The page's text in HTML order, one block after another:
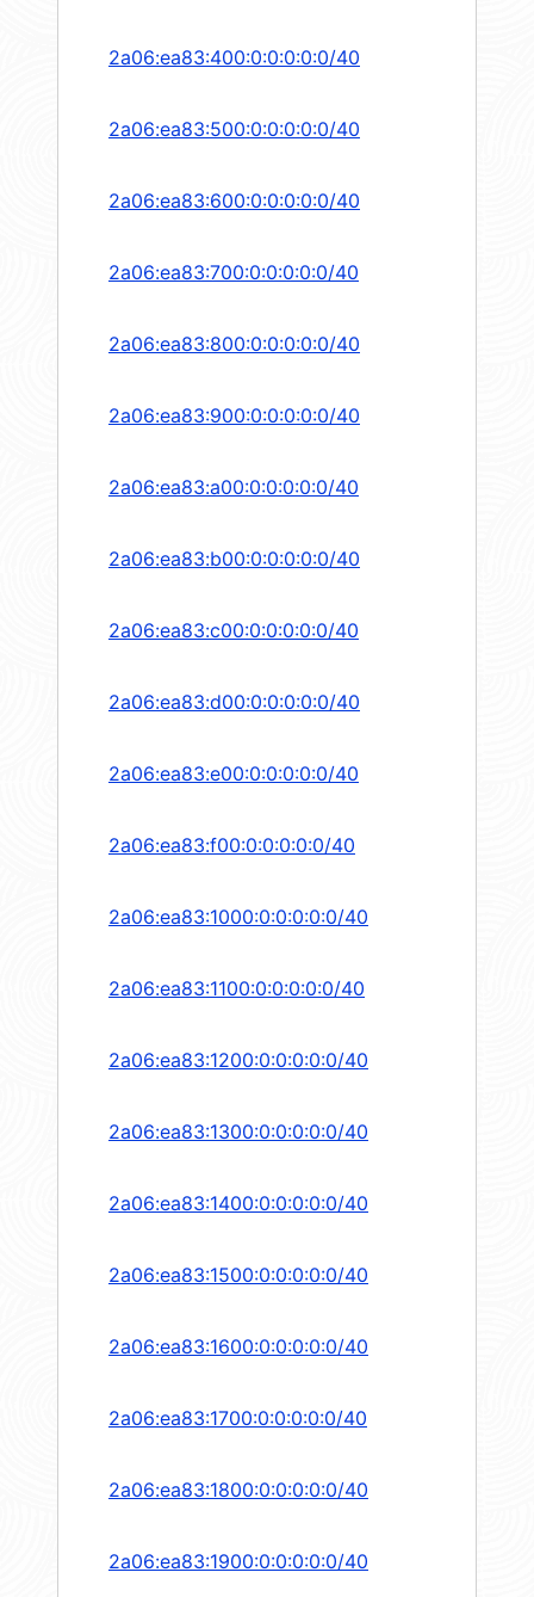
2a06:ea83:400:0:0:0:0:0/40
2a06:ea83:500:0:0:0:0:0/40
2a06:ea83:600:0:0:0:0:0/40
2a06:ea83:700:0:0:0:0:0/40
2a06:ea83:800:0:0:0:0:0/40
2a06:ea83:900:0:0:0:0:0/40
2a06:ea83:a00:0:0:0:0:0/40
2a06:ea83:b00:0:0:0:0:0/40
2a06:ea83:c00:0:0:0:0:0/40
2a06:ea83:d00:0:0:0:0:0/40
2a06:ea83:e00:0:0:0:0:0/40
2a06:ea83:f00:0:0:0:0:0/40
2a06:ea83:1000:0:0:0:0:0/40
2a06:ea83:1100:0:0:0:0:0/40
2a06:ea83:1200:0:0:0:0:0/40
2a06:ea83:1300:0:0:0:0:0/40
2a06:ea83:1400:0:0:0:0:0/40
2a06:ea83:1500:0:0:0:0:0/40
2a06:ea83:1600:0:0:0:0:0/40
2a06:ea83:1700:0:0:0:0:0/40
2a06:ea83:1800:0:0:0:0:0/40
2a06:ea83:1900:0:0:0:0:0/40